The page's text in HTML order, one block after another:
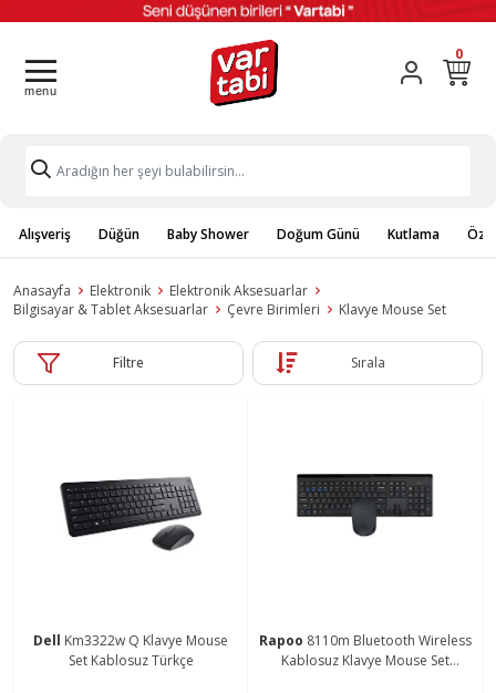
0
Alışveriş Düğün Baby Shower Doğum Günü Kutlama
Anasayfa Elektronik
Elektronik Aksesuarlar
Bilgisayar & Tablet Aksesuarlar
Çevre Birimleri Klavye Mouse Set
Filtre Sırala
Dell Km3322w Q Klavye Mouse
Set Kablosuz Türkçe
Rapoo 8110m Bluetooth Wireless
Kablosuz Klavye Mouse Set